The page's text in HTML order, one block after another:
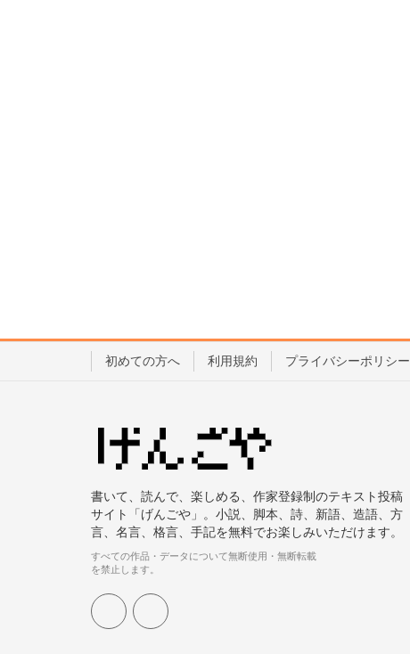
初めての方へ 利用規約 プライバシーポリシー
書いて、読んで、楽しめる、作家登録制のテキスト投稿
サイト「げんごや」。小説、脚本、詩、新語、造語、方
言、名言、格言、手記を無料でお楽しみいただけます。
すべての作品・データについて無断使用・無断転載
を禁止します。